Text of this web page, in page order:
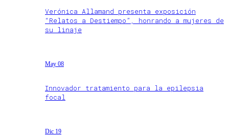
Verónica Allamand presenta exposición
“Relatos a Destiempo”, honrando a mujeres de
su linaje
May 08
Innovador tratamiento para la epilepsia
focal
Dic 19